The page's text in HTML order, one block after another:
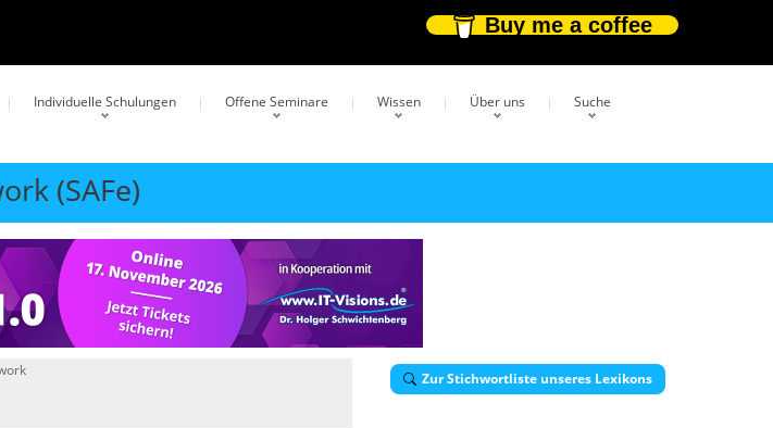
Buy me a coffee
Individuelle Schulungen Offene Seminare Wissen Über uns Suche
(SAFe)
Zur Stichwortliste unseres Lexikons